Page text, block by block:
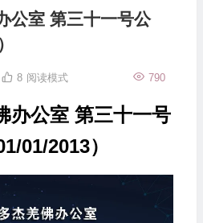
公室 第三十一号公
790
8 阅读模式
办公室 第三十一号
01/2013）